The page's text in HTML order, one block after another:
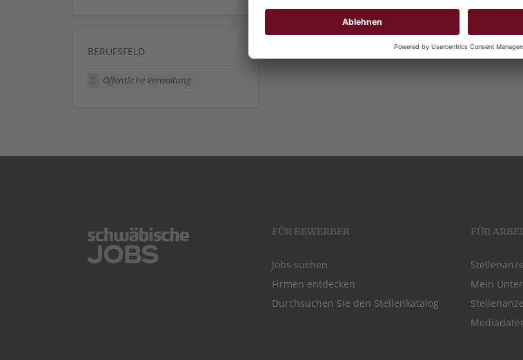
BERUFSFELD
Öffentliche Verwaltung
FÜR BEWERBER
Jobs suchen
Firmen entdecken
Durchsuchen Sie den Stellenkatalog
FÜR
Mein